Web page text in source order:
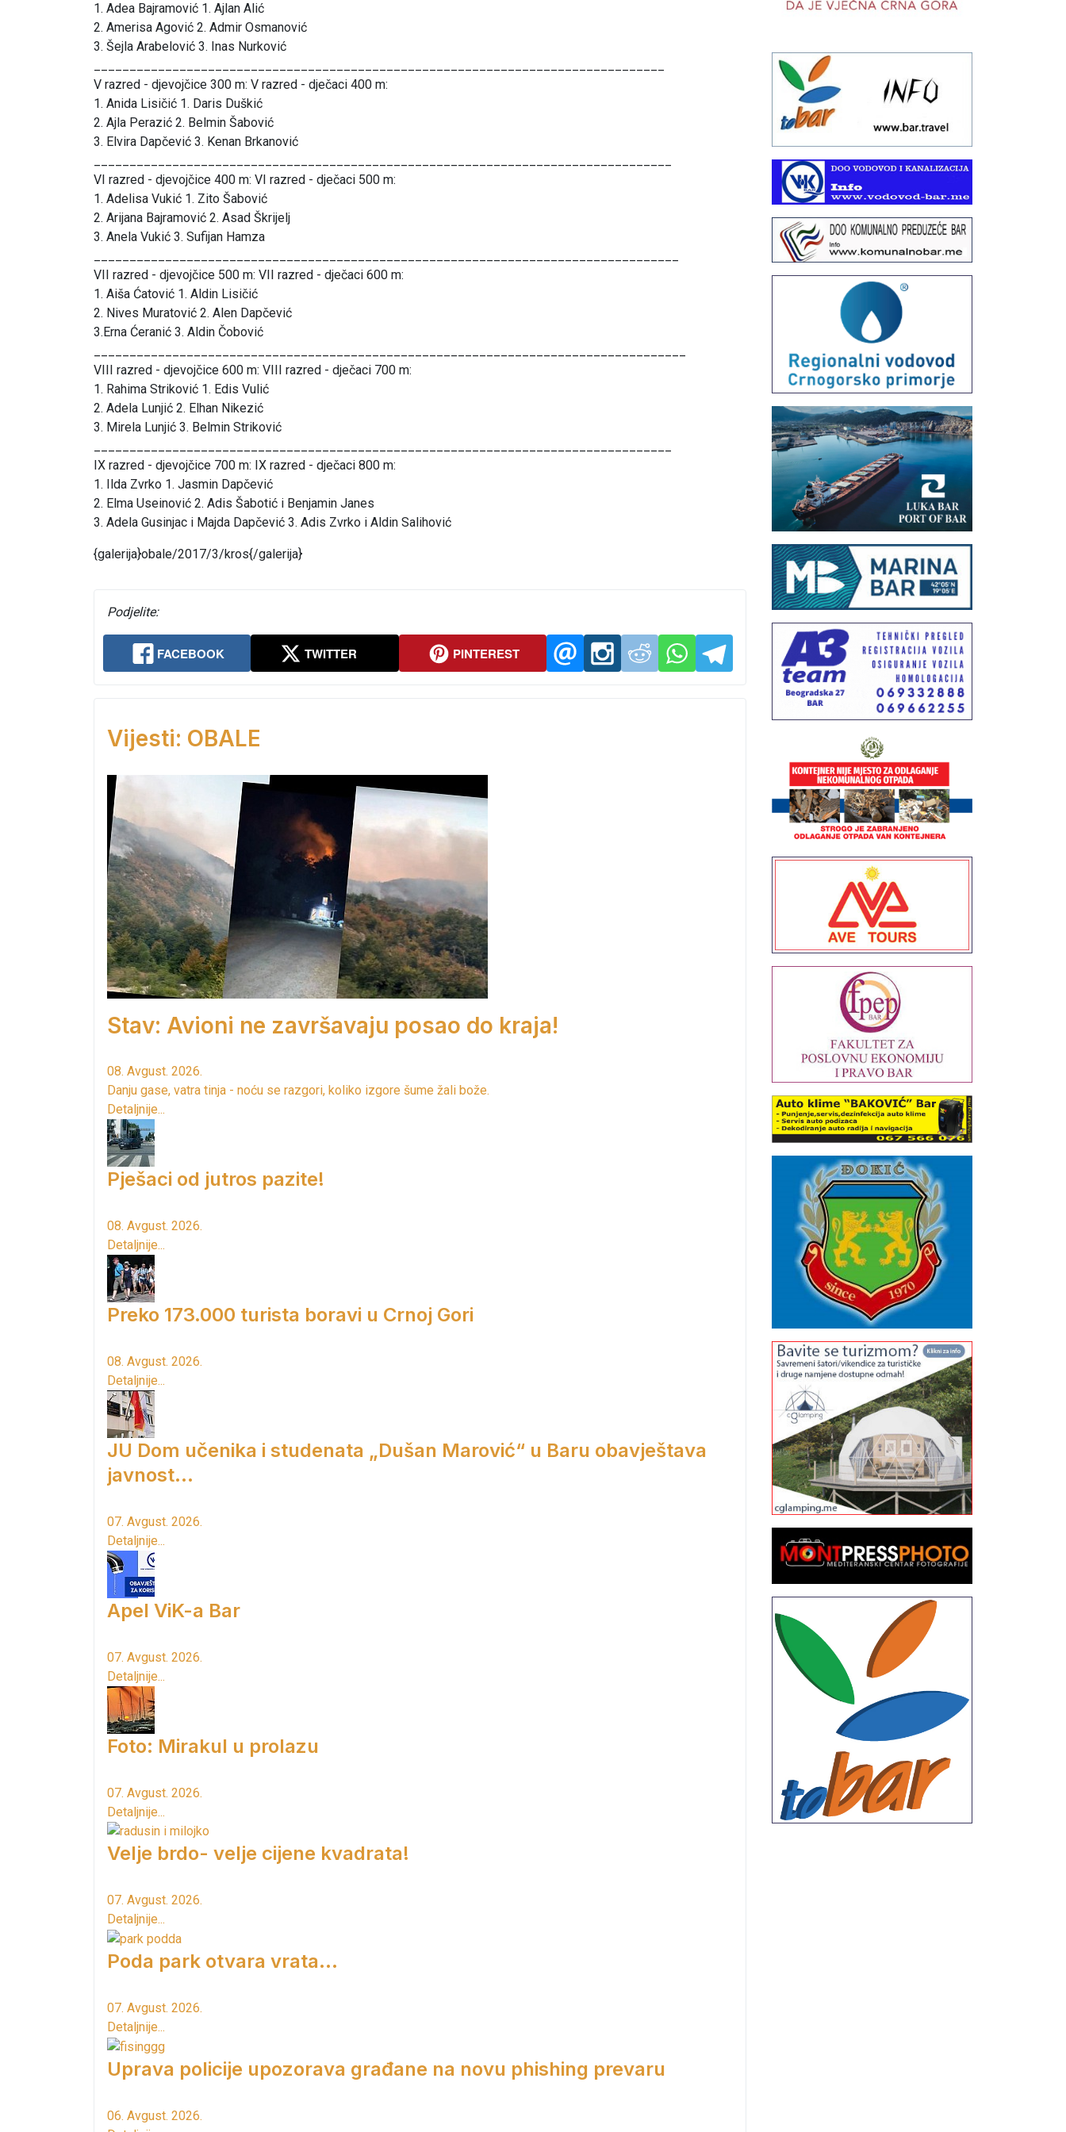
1. Adea Bajramović 1. Ajlan Alić
2. Amerisa Agović 2. Admir Osmanović
3. Šejla Arabelović 3. Inas Nurković
V razred - djevojčice 300 m: V razred - dječaci 400 m:
1. Anida Lisičić 1. Daris Duškić
2. Ajla Perazić 2. Belmin Šabović
3. Elvira Dapčević 3. Kenan Brkanović
VI razred - djevojčice 400 m: VI razred - dječaci 500 m:
1. Adelisa Vukić 1. Zito Šabović
2. Arijana Bajramović 2. Asad Škrijelj
3. Anela Vukić 3. Sufijan Hamza
VII razred - djevojčice 500 m: VII razred - dječaci 600 m:
1. Aiša Ćatović 1. Aldin Lisičić
2. Nives Muratović 2. Alen Dapčević
3.Erna Ćeranić 3. Aldin Čobović
VIII razred - djevojčice 600 m: VIII razred - dječaci 700 m:
1. Rahima Striković 1. Edis Vulić
2. Adela Lunjić 2. Elhan Nikezić
3. Mirela Lunjić 3. Belmin Striković
IX razred - djevojčice 700 m: IX razred - dječaci 800 m:
1. Ilda Zvrko 1. Jasmin Dapčević
2. Elma Useinović 2. Adis Šabotić i Benjamin Janes
3. Adela Gusinjac i Majda Dapčević 3. Adis Zvrko i Aldin Salihović
{galerija}obale/2017/3/kros{/galerija}
Podjelite:
FACEBOOK TWITTER PINTEREST
Vijesti: OBALE
Stav: Avioni ne završavaju posao do kraja!
08. Avgust. 2026.
Danju gase, vatra tinja - noću se razgori, koliko izgore šume žali bože.
Detaljnije...
Pješaci od jutros pazite!
08. Avgust. 2026.
Detaljnije...
Preko 173.000 turista boravi u Crnoj Gori
08. Avgust. 2026.
Detaljnije...
JU Dom učenika i studenata „Dušan Marović“ u Baru obavještava
javnost...
07. Avgust. 2026.
Detaljnije...
Apel ViK-a Bar
07. Avgust. 2026.
Detaljnije...
Foto: Mirakul u prolazu
07. Avgust. 2026.
Detaljnije...
Velje brdo- velje cijene kvadrata!
07. Avgust. 2026.
Detaljnije...
Poda park otvara vrata...
07. Avgust. 2026.
Detaljnije...
Uprava policije upozorava građane na novu phishing prevaru
06. Avgust. 2026.